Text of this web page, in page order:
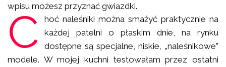
wpisu możesz przyznać gwiazdki.
C
hoć naleśniki można smażyć praktycznie na
każdej patelni o płaskim dnie, na rynku
dostępne są specjalne, niskie, „naleśnikowe”
modele. W mojej kuchni testowałam przez ostatni